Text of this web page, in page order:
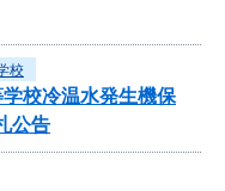
校
校冷温水発生機保
公告